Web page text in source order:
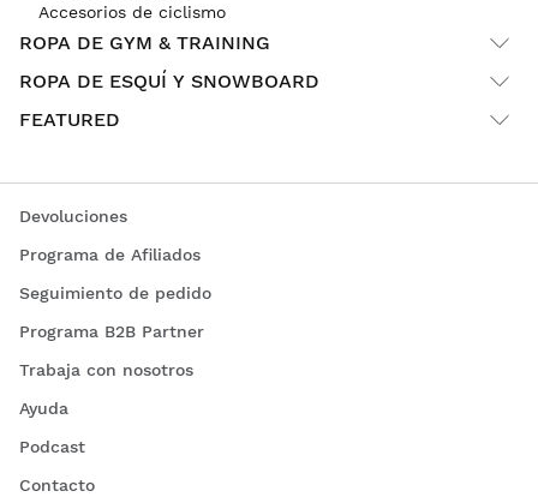
Accesorios de ciclismo
ROPA DE GYM & TRAINING
ROPA DE ESQUÍ Y SNOWBOARD
FEATURED
Devoluciones
Programa de Afiliados
Seguimiento de pedido
Programa B2B Partner
Trabaja con nosotros
Ayuda
Podcast
Contacto